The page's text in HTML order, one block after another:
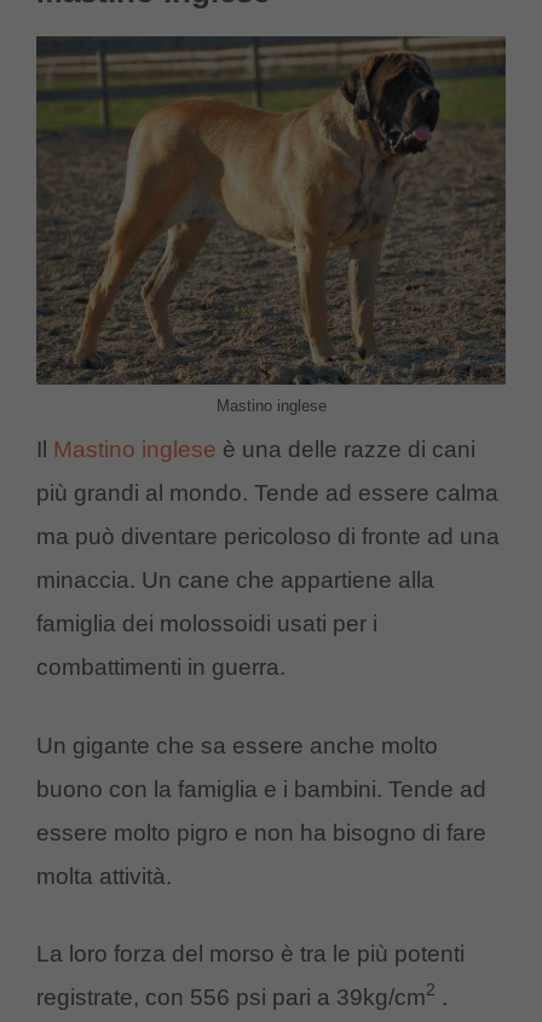
Mastino inglese
Il Mastino inglese è una delle razze di cani
più grandi al mondo. Tende ad essere calma
ma può diventare pericoloso di fronte ad una
minaccia. Un cane che appartiene alla
famiglia dei molossoidi usati per i
combattimenti in guerra.
Un gigante che sa essere anche molto
buono con la famiglia e i bambini. Tende ad
essere molto pigro e non ha bisogno di fare
molta attività.
La loro forza del morso è tra le più potenti
registrate, con 556 psi pari a 39kg/cm2 .